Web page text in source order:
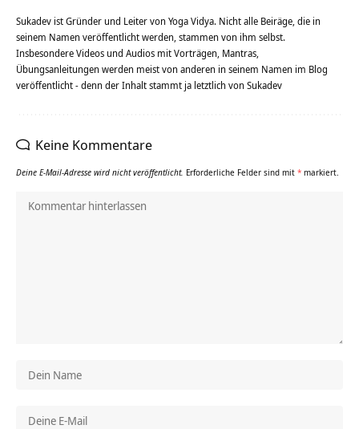
Sukadev ist Gründer und Leiter von Yoga Vidya. Nicht alle Beiräge, die in
seinem Namen veröffentlicht werden, stammen von ihm selbst.
Insbesondere Videos und Audios mit Vorträgen, Mantras,
Übungsanleitungen werden meist von anderen in seinem Namen im Blog
veröffentlicht - denn der Inhalt stammt ja letztlich von Sukadev
Keine Kommentare
Deine E-Mail-Adresse wird nicht veröffentlicht. Erforderliche Felder sind mit * markiert.